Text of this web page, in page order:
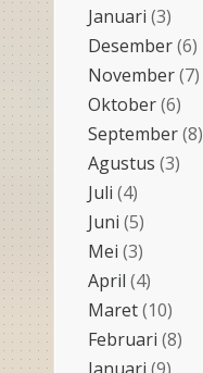
Januari (3)
Desember(6)
November(7)
Oktober(6)
September(8)
Agustus (3)
Juli (4)
Juni (5)
Mei (3)
April (4)
Maret(10)
Februari (8)